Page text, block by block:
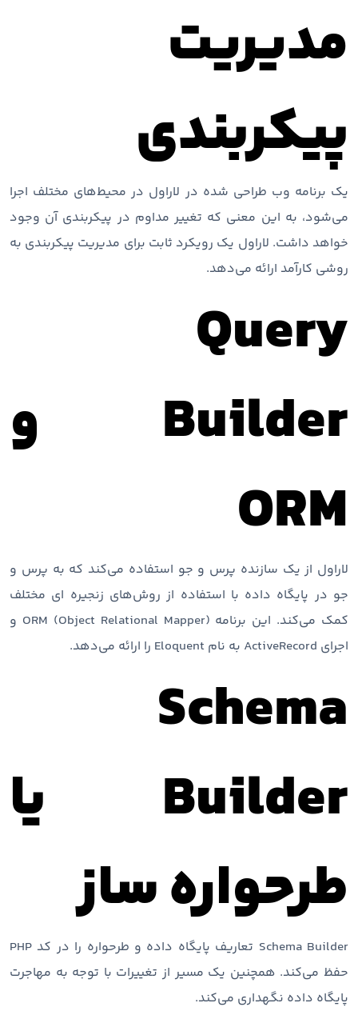
مدیریت
پیکربندی
یک برنامه وب طراحی شده در لاراول در محیط‌های مختلف اجرا
می‌شود، به این معنی که تغییر مداوم در پیکربندی آن وجود
خواهد داشت. لاراول یک رویکرد ثابت برای مدیریت پیکربندی به
روشی کارآمد ارائه می‌دهد.
Query
Builder و
ORM
لاراول از یک سازنده پرس و جو استفاده می‌کند که به پرس و
جو در پایگاه داده با استفاده از روش‌های زنجیره ای مختلف
کمک می‌کند. این برنامه ORM (Object Relational Mapper) و
اجرای ActiveRecord به نام Eloquent را ارائه می‌دهد.
Schema
Builder یا
طرحواره ساز
Schema Builder تعاریف پایگاه داده و طرحواره را در کد PHP
حفظ می‌کند. همچنین یک مسیر از تغییرات با توجه به مهاجرت
پایگاه داده نگهداری می‌کند.